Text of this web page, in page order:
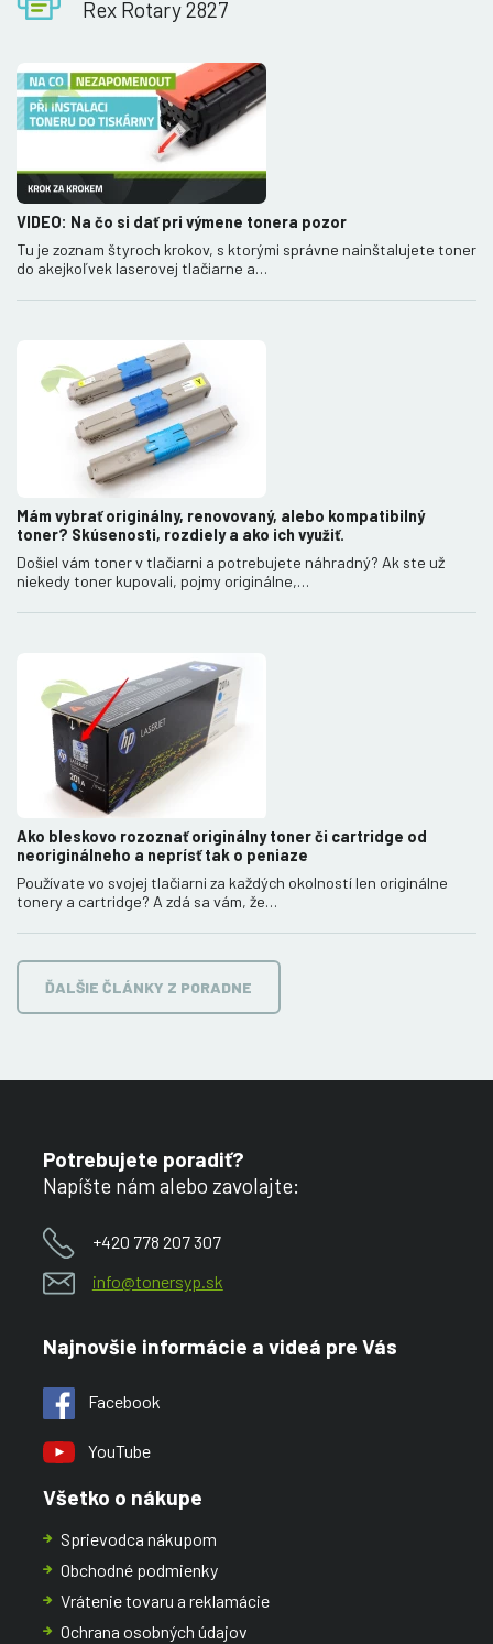
Rex Rotary 2827
VIDEO: Na čo si dať pri výmene tonera pozor
Tu je zoznam štyroch krokov, s ktorými správne nainštalujete toner
do akejkoľvek laserovej tlačiarne a…
Mám vybrať originálny, renovovaný, alebo kompatibilný
toner? Skúsenosti, rozdiely a ako ich využiť.
Došiel vám toner v tlačiarni a potrebujete náhradný? Ak ste už
niekedy toner kupovali, pojmy originálne,…
Ako bleskovo rozoznať originálny toner či cartridge od
neoriginálneho a neprísť tak o peniaze
Používate vo svojej tlačiarni za každých okolností len originálne
tonery a cartridge? A zdá sa vám, že…
ĎALŠIE ČLÁNKY Z PORADNE
Potrebujete poradiť?
Napíšte nám alebo zavolajte:
+420 778 207 307
info@tonersyp.sk
Najnovšie informácie a videá pre Vás
Facebook
YouTube
Všetko o nákupe
Sprievodca nákupom
Obchodné podmienky
Vrátenie tovaru a reklamácie
Ochrana osobných údajov